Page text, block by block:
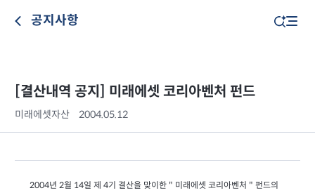
공지사항
[결산내역 공지] 미래에셋 코리아벤처 펀드
미래에셋자산 2004.05.12
2004년 2월 14일 제 4기 결산을 맞이한 " 미래에셋 코리아벤처 " 펀드의